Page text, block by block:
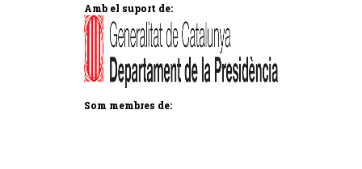
Amb el suport de:
Som membres de: